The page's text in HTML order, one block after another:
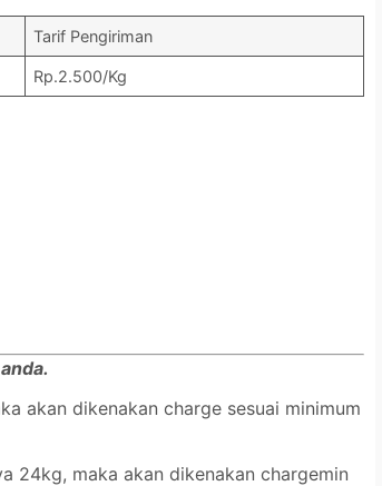
Tarif Pengiriman
Rp.2.500/Kg
akan dikenakan charge sesuai minimum
24kg, maka akan dikenakan chargemin